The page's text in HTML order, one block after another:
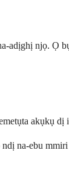
adịghị njọ. Ọ
akụkụ
na-ebu